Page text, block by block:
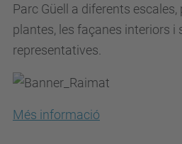
Parc Güell a diferents
plantes, les façanes interiors i
representatives.
Més informació